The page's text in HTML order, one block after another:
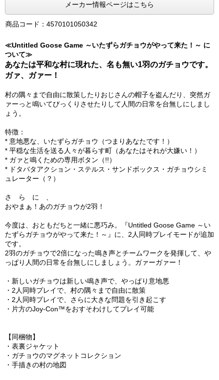
メーカー情報ページはこちら
商品コード：4570101050342
≪Untitled Goose Game ～いたずらガチョウがやって来た！～ に
ついて≫
あなたは平和な村に現れた、名も無い1羽のガチョウです。
ガァ、ガァー！
村の隅々まで自由に散策したりおじさんの帽子を盗んだり、突然ガ
ァーっと鳴いてびっくりさせたりして人間の日常を台無しにしまし
ょう。
特徴：
* 意地悪な、いたずらガチョウ（つまりあなたです！）
* 平穏な生活を送る人々が暮らす町（あなたはそれが大嫌い！）
* ガァと鳴くための専用ボタン（!!）
* ドタバタアクション・ステルス・サンドボックス・ガチョウシミ
ュレーター（？）
さ ら に 、
おやまぁ！あのガチョウが2羽！
今度は、おともだちと一緒に悪巧み。『Untitled Goose Game ～い
たずらガチョウがやって来た！～』に、2人同時プレイモードが追加
です。
2羽のガチョウで2倍になった鳴き声とチームワークを発揮して、や
っぱり人間の日常を台無しにしましょう。ガァーガァー！
・新しいガチョウは新しい鳴き声で、やっぱり意地悪
・2人同時プレイで、村の隅々まで自由に散策
・2人同時プレイで、さらに大きな問題を引き起こす
・片方のJoy-Con™をおすそわけしてプレイ可能
【同梱物】
・表裏ジャケット
・ガチョウのマグネットコレクション
・手描きの村の地図